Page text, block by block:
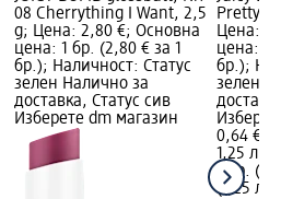
08 Cherrything I Want, 2,5
g; Цена: 2,80 €; Основна
цена: 1 бр. (2,80 € за 1
бр.); Наличност: Статус
зелен Налично за
доставка, Статус сив
Изберете dm магазин
Pretty
Цена:
цена: 1
бр.);
зелен
0,64 €
1,25 лв.
1 бр.
(1,25 лв.